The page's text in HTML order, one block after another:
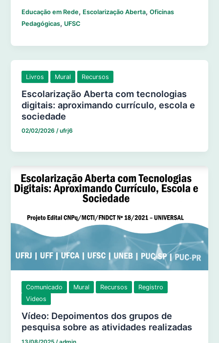
Educação em Rede, Escolarização Aberta,Oficinas
Pedagógicas, UFSC
Livros Mural Recursos
Escolarização Aberta com tecnologias
digitais: aproximando currículo, escola e
sociedade
02/02/2026/ufrj6
Comunicado Mural Recursos
Registro
Videos
Vídeo: Depoimentos dos grupos de
pesquisa sobre as atividades realizadas